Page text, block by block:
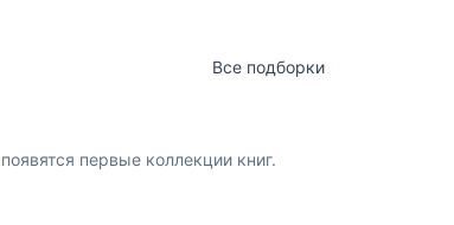
Все подборки
первые коллекции книг.